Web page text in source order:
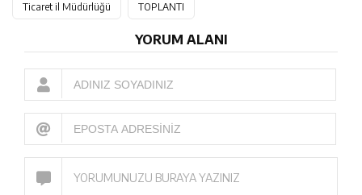
Ticaret il Müdürlüğü TOPLANTI
YORUM ALANI